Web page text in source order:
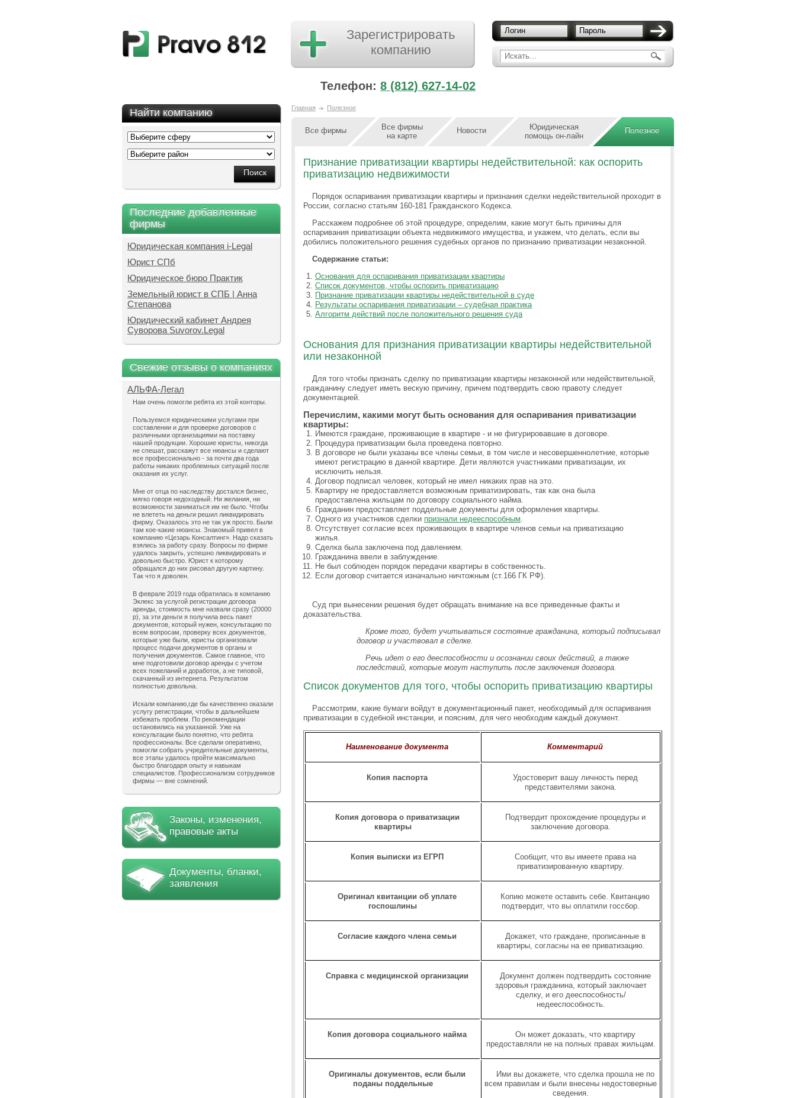
Искать...
Логин Пароль
Зарегистрировать
компанию
Телефон: 8 (812) 627-14-02
Найти компанию
Последние добавленные
фирмы
Юридическая компания i-Legal
Юрист СПб
Юридическое бюро Практик
Земельный юрист в СПБ | Анна
Степанова
Юридический кабинет Андрея
Суворова Suvorov.Legal
Свежие отзывы о компаниях
АЛЬФА-Легал
Нам очень помогли ребята из этой конторы.
Пользуемся юридическими услугами при
составлении и для проверке договоров с
различными организациями на поставку
нашей продукции. Хорошие юристы, никогда
не спешат, расскажут все нюансы и сделают
все профессионально - за почти два года
работы никаких проблемных ситуаций после
оказания их услуг.
Мне от отца по наследству достался бизнес,
мягко говоря недоходный. Ни желания, ни
возможности заниматься им не было. Чтобы
не влететь на деньги решил ликвидировать
фирму. Оказалось это не так уж просто. Были
там кое-какие нюансы. Знакомый привел в
компанию «Цезарь Консалтинг». Надо сказать
взялись за работу сразу. Вопросы по фирме
удалось закрыть, успешно ликвидировать и
довольно быстро. Юрист к которому
обращался до них рисовал другую картину.
Так что я доволен.
В феврале 2019 года обратилась в компанию
Эклекс за услугой регистрации договора
аренды, стоимость мне назвали сразу (20000
р), за эти деньги я получила весь пакет
документов, который нужен, консультацию по
всем вопросам, проверку всех документов,
которые уже были, юристы организовали
процесс подачи документов в органы и
получения документов. Самое главное, что
мне подготовили договор аренды с учетом
всех пожеланий и доработок, а не типовой,
скачанный из интернета. Результатом
полностью довольна.
Искали компанию,где бы качественно оказали
услугу регистрации, чтобы в дальнейшем
избежать проблем. По рекомендации
остановились на указанной. Уже на
консультации было понятно, что ребята
профессионалы. Все сделали оперативно,
помогли собрать учредительные документы,
все этапы удалось пройти максимально
быстро благодаря опыту и навыкам
специалистов. Профессионализм сотрудников
фирмы — вне сомнений.
Законы, изменения,
правовые акты
Документы, бланки,
заявления
Главная Полезное
Все фирмы
Все фирмы
на карте
Новости
Юридическая
помощь он-лайн
Полезное
Признание приватизации квартиры недействительной: как оспорить
приватизацию недвижимости
Порядок оспаривания приватизации квартиры и признания сделки недействительной проходит в
России, согласно статьям 160-181 Гражданского Кодекса.
Расскажем подробнее об этой процедуре, определим, какие могут быть причины для
оспаривания приватизации объекта недвижимого имущества, и укажем, что делать, если вы
добились положительного решения судебных органов по признанию приватизации незаконной.
Содержание статьи:
Основания для оспаривания приватизации квартиры
Список документов, чтобы оспорить приватизацию
Признание приватизации квартиры недействительной в суде
Результаты оспаривания приватизации – судебная практика
Алгоритм действий после положительного решения суда
Основания для признания приватизации квартиры недействительной
или незаконной
Для того чтобы признать сделку по приватизации квартиры незаконной или недействительной,
гражданину следует иметь вескую причину, причем подтвердить свою правоту следует
документацией.
Перечислим, какими могут быть основания для оспаривания приватизации
квартиры:
Имеются граждане, проживающие в квартире - и не фигурировавшие в договоре.
Процедура приватизации была проведена повторно.
В договоре не были указаны все члены семьи, в том числе и несовершеннолетние, которые
имеют регистрацию в данной квартире. Дети являются участниками приватизации, их
исключить нельзя.
Договор подписал человек, который не имел никаких прав на это.
Квартиру не предоставляется возможным приватизировать, так как она была
предоставлена жильцам по договору социального найма.
Гражданин предоставляет поддельные документы для оформления квартиры.
Одного из участников сделки признали недееспособным.
Отсутствует согласие всех проживающих в квартире членов семьи на приватизацию
жилья.
Сделка была заключена под давлением.
Гражданина ввели в заблуждение.
Не был соблюден порядок передачи квартиры в собственность.
Если договор считается изначально ничтожным (ст.166 ГК РФ).
Суд при вынесении решения будет обращать внимание на все приведенные факты и
доказательства.
Кроме того, будет учитываться состояние гражданина, который подписывал
договор и участвовал в сделке.
Речь идет о его дееспособности и осознании своих действий, а также
последствий, которые могут наступить после заключения договора.
Список документов для того, чтобы оспорить приватизацию квартиры
Рассмотрим, какие бумаги войдут в документационный пакет, необходимый для оспаривания
приватизации в судебной инстанции, и поясним, для чего необходим каждый документ.
Наименование документа Комментарий
Копия паспорта
Удостоверит вашу личность перед
представителями закона.
Копия договора о приватизации
квартиры
Подтвердит прохождение процедуры и
заключение договора.
Копия выписки из ЕГРП
Сообщит, что вы имеете права на
приватизированную квартиру.
Оригинал квитанции об уплате
госпошлины
Копию можете оставить себе. Квитанцию
подтвердит, что вы оплатили госсбор.
Согласие каждого члена семьи
Докажет, что граждане, прописанные в
квартиры, согласны на ее приватизацию.
Справка с медицинской организации
Документ должен подтвердить состояние
здоровья гражданина, который заключает
сделку, и его дееспособность/
недееспособность.
Копия договора социального найма
Он может доказать, что квартиру
предоставляли не на полных правах жильцам.
Оригиналы документов, если были
поданы поддельные
Ими вы докажете, что сделка прошла не по
всем правилам и были внесены недостоверные
сведения.